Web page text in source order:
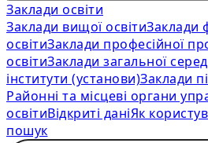
Заклади освіти
Заклади вищої освітиЗаклади
освітиЗаклади професійної
освітиЗаклади загальної
інститути (установи)Заклади
Районні та місцеві органи
освітиВідкриті даніЯк
пошук